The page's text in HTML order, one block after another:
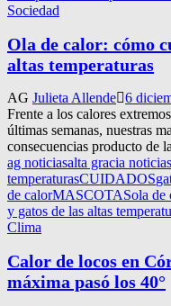
Sociedad
Ola de calor: cómo
altas temperaturas
AG Julieta Allende 6
Frente a los calores
últimas semanas, nuestras
consecuencias producto de
ag noticiasalta gracia noticias
temperaturasCUIDADOS
de calorMASCOTASola de
y gatos de las altas
Clima
Calor de locos en
máxima pasó los 40°